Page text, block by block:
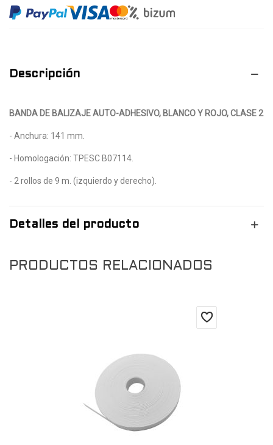
Descripción
BANDA DE BALIZAJE AUTO-ADHESIVO, BLANCO Y ROJO, CLASE 2
- Anchura: 141 mm.
- Homologación: TPESC B07114.
- 2 rollos de 9 m. (izquierdo y derecho).
Detalles del producto
PRODUCTOS RELACIONADOS